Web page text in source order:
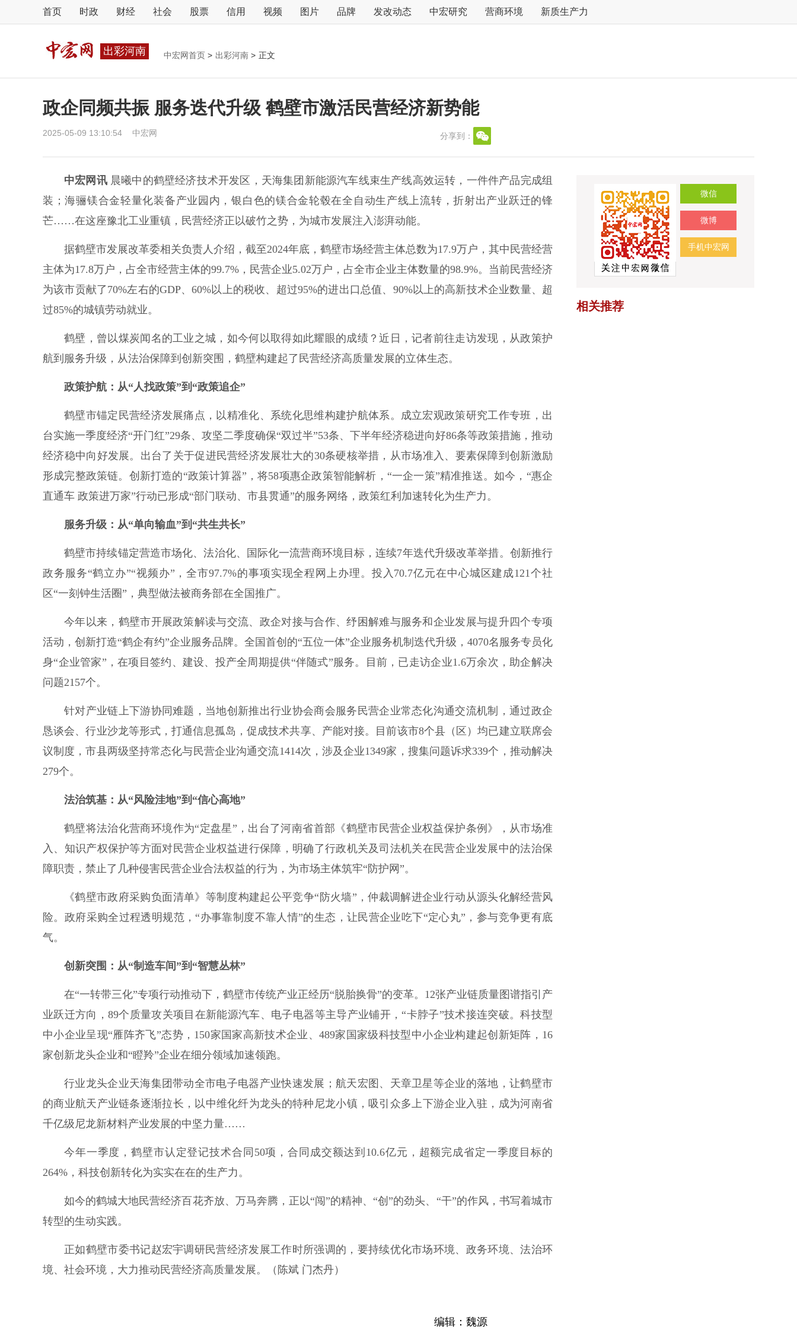
首页 时政 财经 社会 股票 信用 视频 图片 品牌 发改动态 中宏研究 营商环境 新质生产力
出彩河南 中宏网首页 > 出彩河南 > 正文
政企同频共振 服务迭代升级 鹤壁市激活民营经济新势能
2025-05-09 13:10:54 中宏网 分享到：
中宏网讯 晨曦中的鹤壁经济技术开发区，天海集团新能源汽车线束生产线高效运转，一件件产品完成组
装；海骊镁合金轻量化装备产业园内，银白色的镁合金轮毂在全自动生产线上流转，折射出产业跃迁的锋
芒……在这座豫北工业重镇，民营经济正以破竹之势，为城市发展注入澎湃动能。
据鹤壁市发展改革委相关负责人介绍，截至2024年底，鹤壁市场经营主体总数为17.9万户，其中民营经营
主体为17.8万户，占全市经营主体的99.7%，民营企业5.02万户，占全市企业主体数量的98.9%。当前民营经济
为该市贡献了70%左右的GDP、60%以上的税收、超过95%的进出口总值、90%以上的高新技术企业数量、超
过85%的城镇劳动就业。
鹤壁，曾以煤炭闻名的工业之城，如今何以取得如此耀眼的成绩？近日，记者前往走访发现，从政策护
航到服务升级，从法治保障到创新突围，鹤壁构建起了民营经济高质量发展的立体生态。
政策护航：从“人找政策”到“政策追企”
鹤壁市锚定民营经济发展痛点，以精准化、系统化思维构建护航体系。成立宏观政策研究工作专班，出
台实施一季度经济“开门红”29条、攻坚二季度确保“双过半”53条、下半年经济稳进向好86条等政策措施，推动
经济稳中向好发展。出台了关于促进民营经济发展壮大的30条硬核举措，从市场准入、要素保障到创新激励
形成完整政策链。创新打造的“政策计算器”，将58项惠企政策智能解析，“一企一策”精准推送。如今，“惠企
直通车 政策进万家”行动已形成“部门联动、市县贯通”的服务网络，政策红利加速转化为生产力。
服务升级：从“单向输血”到“共生共长”
鹤壁市持续锚定营造市场化、法治化、国际化一流营商环境目标，连续7年迭代升级改革举措。创新推行
政务服务“鹤立办”“视频办”，全市97.7%的事项实现全程网上办理。投入70.7亿元在中心城区建成121个社
区“一刻钟生活圈”，典型做法被商务部在全国推广。
今年以来，鹤壁市开展政策解读与交流、政企对接与合作、纾困解难与服务和企业发展与提升四个专项
活动，创新打造“鹤企有约”企业服务品牌。全国首创的“五位一体”企业服务机制迭代升级，4070名服务专员化
身“企业管家”，在项目签约、建设、投产全周期提供“伴随式”服务。目前，已走访企业1.6万余次，助企解决
问题2157个。
针对产业链上下游协同难题，当地创新推出行业协会商会服务民营企业常态化沟通交流机制，通过政企
恳谈会、行业沙龙等形式，打通信息孤岛，促成技术共享、产能对接。目前该市8个县（区）均已建立联席会
议制度，市县两级坚持常态化与民营企业沟通交流1414次，涉及企业1349家，搜集问题诉求339个，推动解决
279个。
法治筑基：从“风险洼地”到“信心高地”
鹤壁将法治化营商环境作为“定盘星”，出台了河南省首部《鹤壁市民营企业权益保护条例》，从市场准
入、知识产权保护等方面对民营企业权益进行保障，明确了行政机关及司法机关在民营企业发展中的法治保
障职责，禁止了几种侵害民营企业合法权益的行为，为市场主体筑牢“防护网”。
《鹤壁市政府采购负面清单》等制度构建起公平竞争“防火墙”，仲裁调解进企业行动从源头化解经营风
险。政府采购全过程透明规范，“办事靠制度不靠人情”的生态，让民营企业吃下“定心丸”，参与竞争更有底
气。
创新突围：从“制造车间”到“智慧丛林”
在“一转带三化”专项行动推动下，鹤壁市传统产业正经历“脱胎换骨”的变革。12张产业链质量图谱指引产
业跃迁方向，89个质量攻关项目在新能源汽车、电子电器等主导产业铺开，“卡脖子”技术接连突破。科技型
中小企业呈现“雁阵齐飞”态势，150家国家高新技术企业、489家国家级科技型中小企业构建起创新矩阵，16
家创新龙头企业和“瞪羚”企业在细分领域加速领跑。
行业龙头企业天海集团带动全市电子电器产业快速发展；航天宏图、天章卫星等企业的落地，让鹤壁市
的商业航天产业链条逐渐拉长，以中维化纤为龙头的特种尼龙小镇，吸引众多上下游企业入驻，成为河南省
千亿级尼龙新材料产业发展的中坚力量……
今年一季度，鹤壁市认定登记技术合同50项，合同成交额达到10.6亿元，超额完成省定一季度目标的
264%，科技创新转化为实实在在的生产力。
如今的鹤城大地民营经济百花齐放、万马奔腾，正以“闯”的精神、“创”的劲头、“干”的作风，书写着城市
转型的生动实践。
正如鹤壁市委书记赵宏宇调研民营经济发展工作时所强调的，要持续优化市场环境、政务环境、法治环
境、社会环境，大力推动民营经济高质量发展。（陈斌 门杰丹）
编辑：魏源
微信
微博
手机中宏网
相关推荐